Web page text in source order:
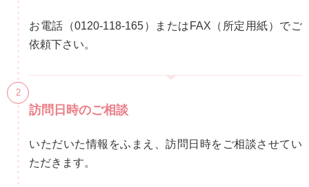
お電話（0120-118-165）またはFAX（所定用紙）でご
依頼下さい。
訪問日時のご相談
いただいた情報をふまえ、訪問日時をご相談させてい
ただきます。